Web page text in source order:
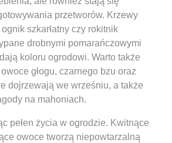
przetworów. Krzewy
szkarłatny czy rokitnik
drobnymi pomarańczowymi
koloru ogrodowi. Warto także
głogu, czarnego bzu oraz
dojrzewają we wrześniu, a także
na mahoniach.
pełen życia w ogrodzie. Kwitnące
owoce tworzą niepowtarzalną